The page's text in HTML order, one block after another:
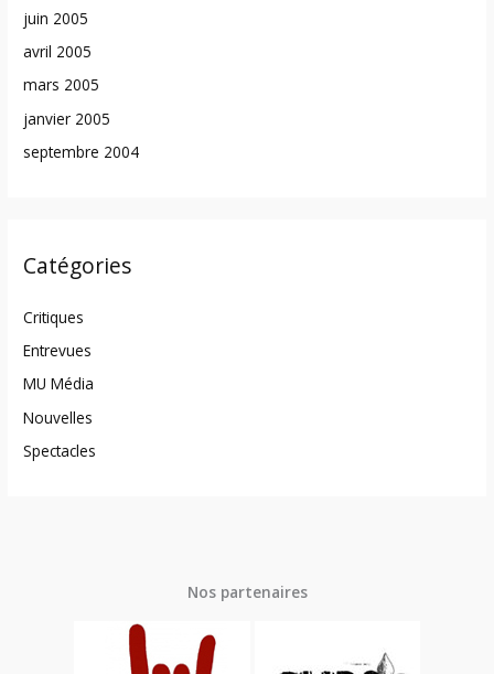
juin 2005
avril 2005
mars 2005
janvier 2005
septembre 2004
Catégories
Critiques
Entrevues
MU Média
Nouvelles
Spectacles
Nos partenaires